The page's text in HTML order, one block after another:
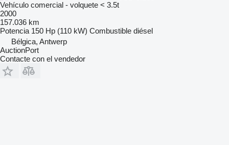
Vehículo comercial - volquete < 3.5t
2000
157.036 km
Potencia 150 Hp (110 kW) Combustible diésel
Bélgica, Antwerp
AuctionPort
Contacte con el vendedor